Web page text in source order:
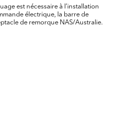
est nécessaire à l’installation
électrique, la barre de
de remorque NAS/Australie.